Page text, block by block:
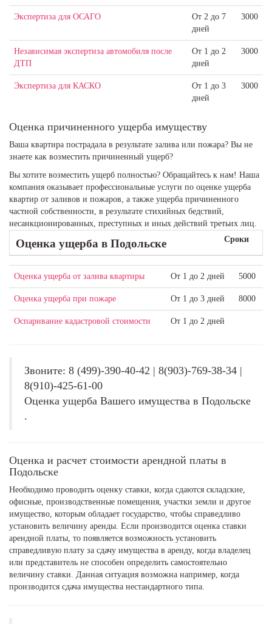
Экспертиза для ОСАГО
От 2 до 7
дней
3000
Независимая экспертиза автомобиля после
ДТП
От 1 до 2
дней
3000
Экспертиза для КАСКО
От 1 до 3
дней
3000
Оценка причиненного ущерба имуществу
Ваша квартира пострадала в результате залива или пожара? Вы не
знаете как возместить причиненный ущерб?
Вы хотите возместить ущерб полностью? Обращайтесь к нам! Наша
компания оказывает профессиональные услуги по оценке ущерба
квартир от заливов и пожаров, а также ущерба причиненного
частной собственности, в результате стихийных бедствий,
несанкционированных, преступных и иных действий третьих лиц.
Оценка ущерба в Подольске Сроки
Оценка ущерба от залива квартиры От 1 до 2 дней 5000
Оценка ущерба при пожаре От 1 до 3 дней 8000
Оспаривание кадастровой стоимости От 1 до 2 дней
Звоните: 8 (499)-390-40-42 | 8(903)-769-38-34 |
8(910)-425-61-00
Оценка ущерба Вашего имущества в Подольске
.
Оценка и расчет стоимости арендной платы в
Подольске
Необходимо проводить оценку ставки, когда сдаются складские,
офисные, производственные помещения, участки земли и другое
имущество, которым обладает государство, чтобы справедливо
установить величину аренды. Если производится оценка ставки
арендной платы, то появляется возможность установить
справедливую плату за сдачу имущества в аренду, когда владелец
или представитель не способен определить самостоятельно
величину ставки. Данная ситуация возможна например, когда
производится сдача имущества нестандартного типа.